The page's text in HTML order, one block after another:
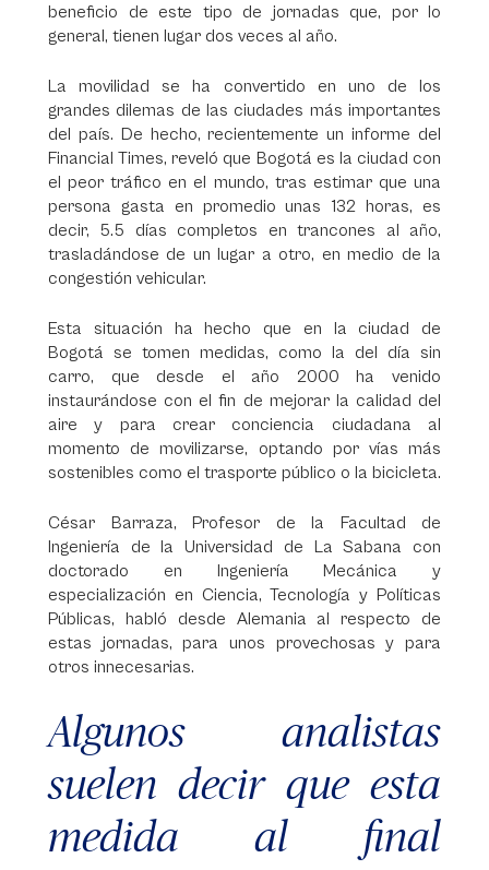
beneficio de este tipo de jornadas que, por lo
general, tienen lugar dos veces al año.
La movilidad se ha convertido en uno de los
grandes dilemas de las ciudades más importantes
del país. De hecho, recientemente un informe del
Financial Times, reveló que Bogotá es la ciudad con
el peor tráfico en el mundo, tras estimar que una
persona gasta en promedio unas 132 horas, es
decir, 5.5 días completos en trancones al año,
trasladándose de un lugar a otro, en medio de la
congestión vehicular.
Esta situación ha hecho que en la ciudad de
Bogotá se tomen medidas, como la del día sin
carro, que desde el año 2000 ha venido
instaurándose con el fin de mejorar la calidad del
aire y para crear conciencia ciudadana al
momento de movilizarse, optando por vías más
sostenibles como el trasporte público o la bicicleta.
César Barraza, Profesor de la Facultad de
Ingeniería de la Universidad de La Sabana con
doctorado en Ingeniería Mecánica y
especialización en Ciencia, Tecnología y Políticas
Públicas, habló desde Alemania al respecto de
estas jornadas, para unos provechosas y para
otros innecesarias.
Algunos analistas
suelen decir que esta
medida al final